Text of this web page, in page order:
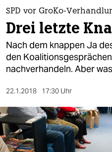
themen
politik
öko
sport
berlin
SPD vor GroKo-
Drei letzte
Nach dem knappen Ja
den
nachverhandeln. Aber
22.1.2018 17:30 Uhr